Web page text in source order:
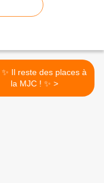
la MJC ! ✨ >